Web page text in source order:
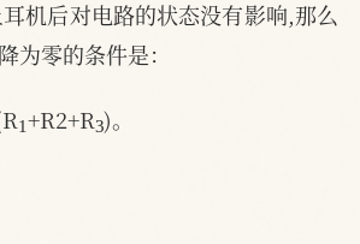
机后对电路的状态没有影响,那么
为零的条件是：
+R2+R )。